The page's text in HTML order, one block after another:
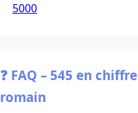
5000
❓ FAQ – 545 en chiffre
romain